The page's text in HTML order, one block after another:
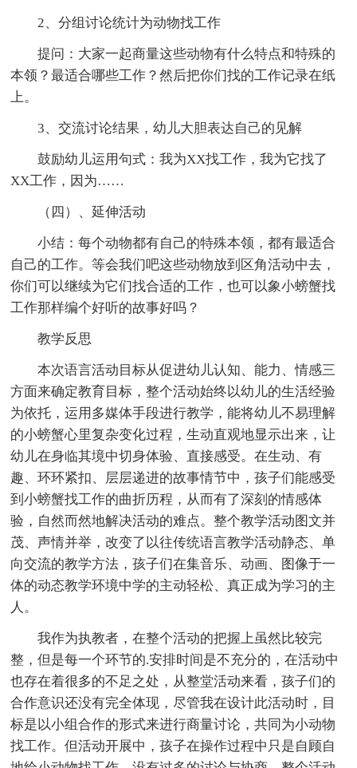
2、分组讨论统计为动物找工作
提问：大家一起商量这些动物有什么特点和特殊的
本领？最适合哪些工作？然后把你们找的工作记录在纸
上。
3、交流讨论结果，幼儿大胆表达自己的见解
鼓励幼儿运用句式：我为XX找工作，我为它找了
XX工作，因为……
（四）、延伸活动
小结：每个动物都有自己的特殊本领，都有最适合
自己的工作。等会我们吧这些动物放到区角活动中去，
你们可以继续为它们找合适的工作，也可以象小螃蟹找
工作那样编个好听的故事好吗？
教学反思
本次语言活动目标从促进幼儿认知、能力、情感三
方面来确定教育目标，整个活动始终以幼儿的生活经验
为依托，运用多媒体手段进行教学，能将幼儿不易理解
的小螃蟹心里复杂变化过程，生动直观地显示出来，让
幼儿在身临其境中切身体验、直接感受。在生动、有
趣、环环紧扣、层层递进的故事情节中，孩子们能感受
到小螃蟹找工作的曲折历程，从而有了深刻的情感体
验，自然而然地解决活动的难点。整个教学活动图文并
茂、声情并举，改变了以往传统语言教学活动静态、单
向交流的教学方法，孩子们在集音乐、动画、图像于一
体的动态教学环境中学的主动轻松、真正成为学习的主
人。
我作为执教者，在整个活动的把握上虽然比较完
整，但是每一个环节的.安排时间是不充分的，在活动中
也存在着很多的不足之处，从整堂活动来看，孩子们的
合作意识还没有完全体现，尽管我在设计此活动时，目
标是以小组合作的形式来进行商量讨论，共同为小动物
找工作。但活动开展中，孩子在操作过程中只是自顾自